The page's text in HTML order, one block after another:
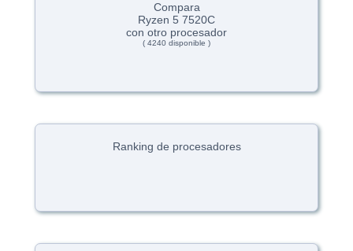
Compara
Ryzen 5 7520C
con otro procesador
( 4240 disponible )
Ranking de procesadores